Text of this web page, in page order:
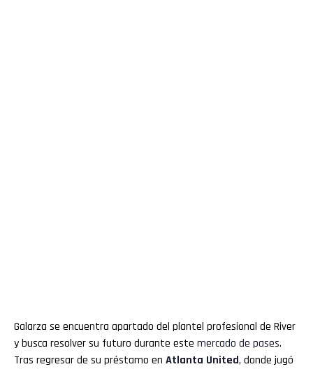
Galarza se encuentra apartado del plantel profesional de River
y busca resolver su futuro durante este mercado de pases.
Tras regresar de su préstamo en Atlanta United, donde jugó